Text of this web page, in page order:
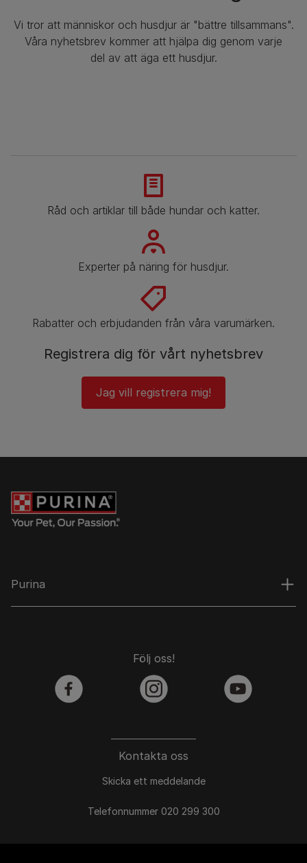
Vi tror att människor och husdjur är "bättre tillsammans".
Våra nyhetsbrev kommer att hjälpa dig genom varje
del av att äga ett husdjur.
Råd och artiklar till både hundar och katter.
Experter på näring för husdjur.
Rabatter och erbjudanden från våra varumärken.
Registrera dig för vårt nyhetsbrev
Jag vill registrera mig!
Purina
Kontakta oss
Skicka ett meddelande
Telefonnummer 020 299 300
Följ oss!
facebook instagram youtube